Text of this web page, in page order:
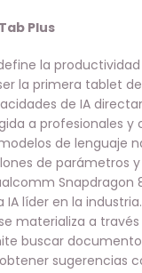
Plus
la productividad
la primera tablet
de IA
a profesionales y
de lenguaje
de parámetros
Snapdragon
líder en la
materializa a través
buscar
sugerencias